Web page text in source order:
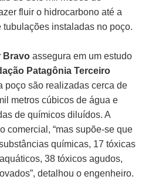
fluir o hidrocarbono até a
tubulações instaladas no poço.
Bravo assegura em um estudo
Patagônia Terceiro
poço são realizadas cerca de
metros cúbicos de água e
de químicos diluídos. A
comercial, “mas supõe-se que
químicas, 17 tóxicas
38 tóxicos agudos,
detalhou o engenheiro.